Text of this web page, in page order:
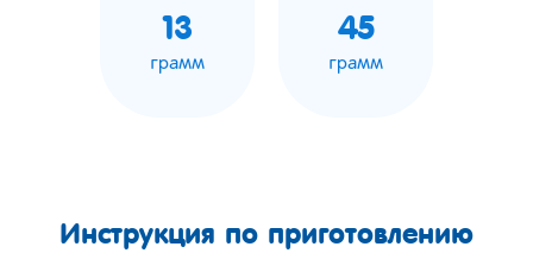
13
грамм
45
грамм
Инструкция по приготовлению